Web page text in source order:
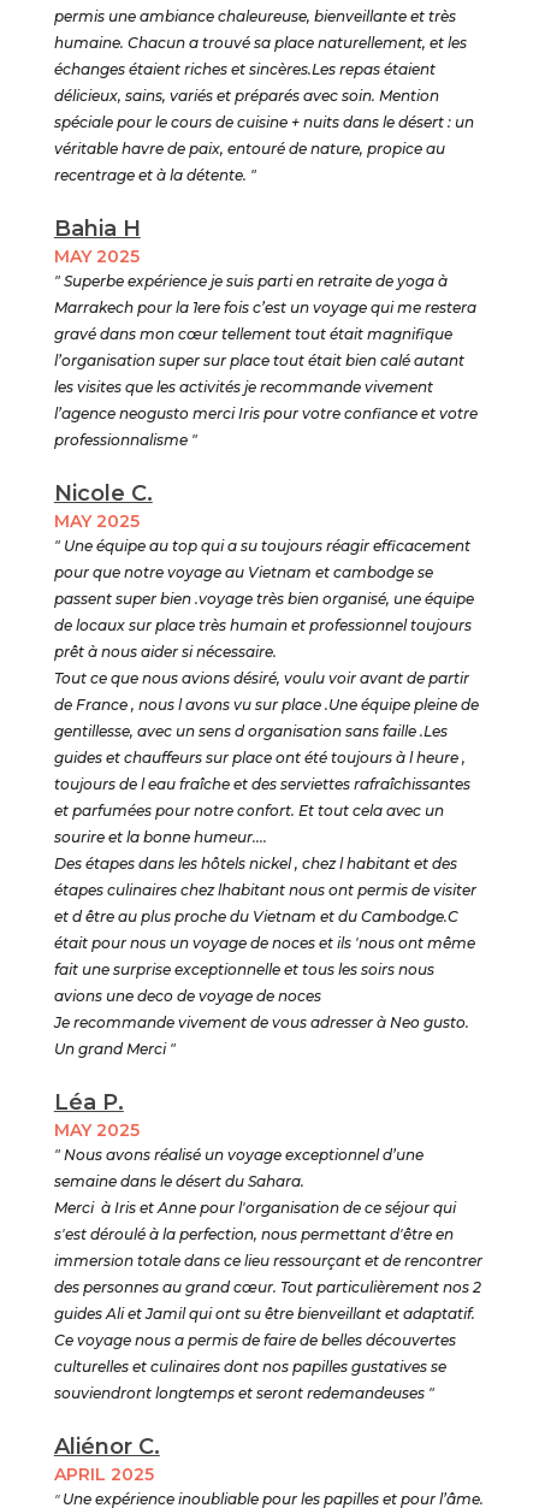
permis une ambiance chaleureuse, bienveillante et très
humaine. Chacun a trouvé sa place naturellement, et les
échanges étaient riches et sincères.Les repas étaient
délicieux, sains, variés et préparés avec soin. Mention
spéciale pour le cours de cuisine + nuits dans le désert : un
véritable havre de paix, entouré de nature, propice au
recentrage et à la détente. "
Bahia H
MAY 2025
" Superbe expérience je suis parti en retraite de yoga à
Marrakech pour la 1ere fois c’est un voyage qui me restera
gravé dans mon cœur tellement tout était magnifique
l’organisation super sur place tout était bien calé autant
les visites que les activités je recommande vivement
l’agence neogusto merci Iris pour votre confiance et votre
professionnalisme "
Nicole C.
MAY 2025
" Une équipe au top qui a su toujours réagir efficacement
pour que notre voyage au Vietnam et cambodge se
passent super bien .voyage très bien organisé, une équipe
de locaux sur place très humain et professionnel toujours
prêt à nous aider si nécessaire.
Tout ce que nous avions désiré, voulu voir avant de partir
de France , nous l avons vu sur place .Une équipe pleine de
gentillesse, avec un sens d organisation sans faille .Les
guides et chauffeurs sur place ont été toujours à l heure ,
toujours de l eau fraîche et des serviettes rafraîchissantes
et parfumées pour notre confort. Et tout cela avec un
sourire et la bonne humeur....
Des étapes dans les hôtels nickel , chez l habitant et des
étapes culinaires chez lhabitant nous ont permis de visiter
et d être au plus proche du Vietnam et du Cambodge.C
était pour nous un voyage de noces et ils 'nous ont même
fait une surprise exceptionnelle et tous les soirs nous
avions une deco de voyage de noces
Je recommande vivement de vous adresser à Neo gusto.
Un grand Merci "
Léa P.
MAY 2025
" Nous avons réalisé un voyage exceptionnel d’une
semaine dans le désert du Sahara.
Merci à Iris et Anne pour l'organisation de ce séjour qui
s'est déroulé à la perfection, nous permettant d'être en
immersion totale dans ce lieu ressourçant et de rencontrer
des personnes au grand cœur. Tout particulièrement nos 2
guides Ali et Jamil qui ont su être bienveillant et adaptatif.
Ce voyage nous a permis de faire de belles découvertes
culturelles et culinaires dont nos papilles gustatives se
souviendront longtemps et seront redemandeuses "
Aliénor C.
APRIL 2025
" Une expérience inoubliable pour les papilles et pour l’âme.